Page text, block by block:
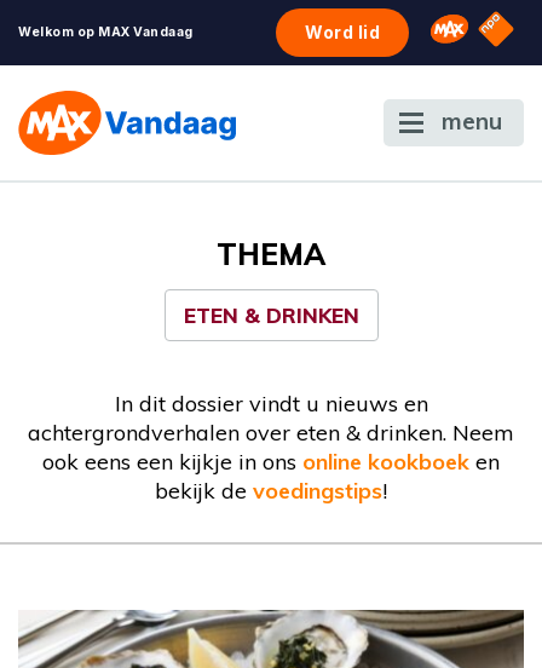
Welkom op MAX Vandaag Word lid Omroep
NPO
menu
THEMA
ETEN & DRINKEN
In dit dossier vindt u nieuws en
achtergrondverhalen over eten & drinken. Neem
ook eens een kijkje in ons online kookboek en
bekijk de voedingstips!